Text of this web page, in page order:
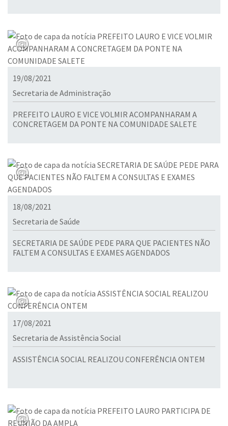
19/08/2021
Secretaria de Administração
PREFEITO LAURO E VICE VOLMIR ACOMPANHARAM A
CONCRETAGEM DA PONTE NA COMUNIDADE SALETE
18/08/2021
Secretaria de Saúde
SECRETARIA DE SAÚDE PEDE PARA QUE PACIENTES NÃO
FALTEM A CONSULTAS E EXAMES AGENDADOS
17/08/2021
Secretaria de Assistência Social
ASSISTÊNCIA SOCIAL REALIZOU CONFERÊNCIA ONTEM